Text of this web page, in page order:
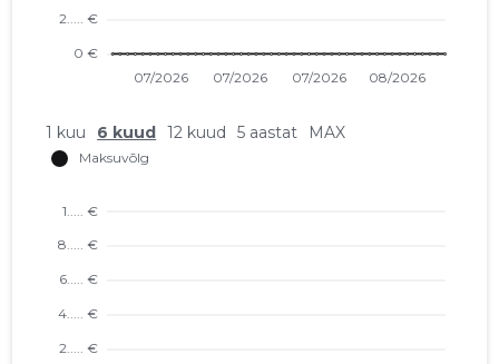
1 kuu 6 kuud 12 kuud 5 aastat MAX